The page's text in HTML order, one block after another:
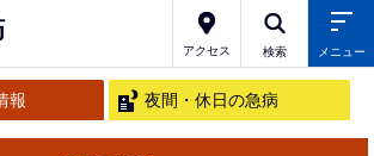
アクセス 検索 メニュー
報 夜間・休日の急病